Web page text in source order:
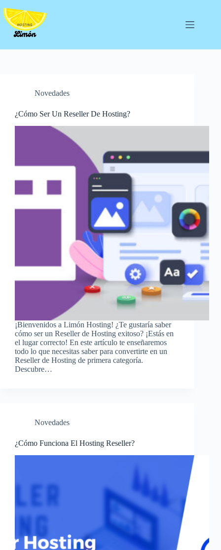
al
contenido
Novedades
¿Cómo Ser Un Reseller De Hosting?
¡Bienvenidos a Limón Hosting! ¿Te gustaría saber
cómo ser un Reseller de Hosting exitoso? ¡Estás en
el lugar correcto! En este artículo te enseñaremos
todo lo que necesitas saber para convertirte en un
Reseller de Hosting de primera categoría.
Descubre…
Novedades
¿Cómo Funciona El Hosting Reseller?